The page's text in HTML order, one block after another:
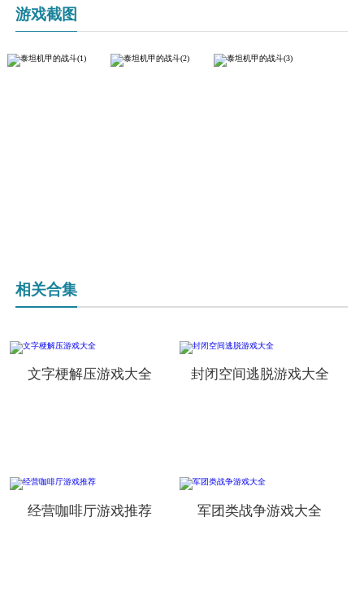
游戏截图
相关合集
文字梗解压游戏大全 封闭空间逃脱游戏大全
经营咖啡厅游戏推荐 军团类战争游戏大全